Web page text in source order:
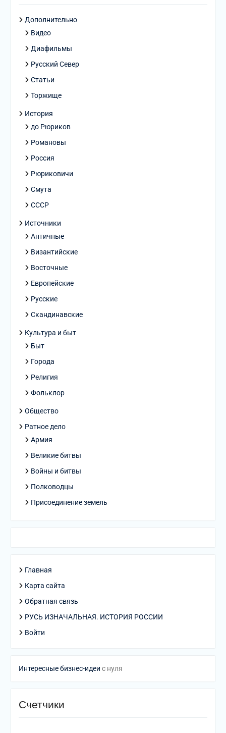
Дополнительно
Видео
Диафильмы
Русский Север
Статьи
Торжище
История
до Рюриков
Романовы
Россия
Рюриковичи
Смута
СССР
Источники
Античные
Византийские
Восточные
Европейские
Русские
Скандинавские
Культура и быт
Быт
Города
Религия
Фольклор
Общество
Ратное дело
Армия
Великие битвы
Войны и битвы
Полководцы
Присоединение земель
Главная
Карта сайта
Обратная связь
РУСЬ ИЗНАЧАЛЬНАЯ. ИСТОРИЯ РОССИИ
Войти
Интересные бизнес-идеи с нуля
Счетчики